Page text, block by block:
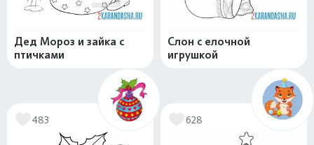
Дед Мороз и зайка с
птичками
Слон с елочной
игрушкой
483 628